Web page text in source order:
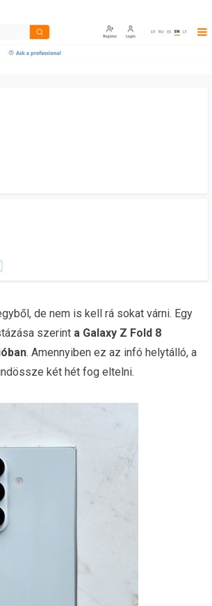
de nem is kell rá sokat várni. Egy
szerint a Galaxy Z Fold 8
. Amennyiben ez az infó helytálló, a
két hét fog eltelni.